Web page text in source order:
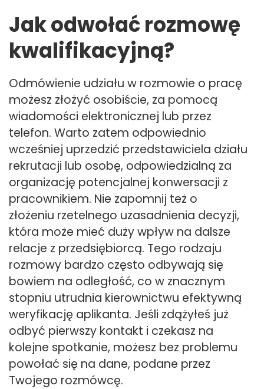
Jak odwołać rozmowę
kwalifikacyjną?
Odmówienie udziału w rozmowie o pracę
możesz złożyć osobiście, za pomocą
wiadomości elektronicznej lub przez
telefon. Warto zatem odpowiednio
wcześniej uprzedzić przedstawiciela działu
rekrutacji lub osobę, odpowiedzialną za
organizację potencjalnej konwersacji z
pracownikiem. Nie zapomnij też o
złożeniu rzetelnego uzasadnienia decyzji,
która może mieć duży wpływ na dalsze
relacje z przedsiębiorcą. Tego rodzaju
rozmowy bardzo często odbywają się
bowiem na odległość, co w znacznym
stopniu utrudnia kierownictwu efektywną
weryfikację aplikanta. Jeśli zdążyłeś już
odbyć pierwszy kontakt i czekasz na
kolejne spotkanie, możesz bez problemu
powołać się na dane, podane przez
Twojego rozmówcę.